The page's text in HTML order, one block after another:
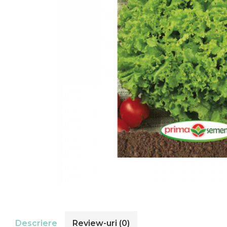
Descriere Review-uri (0)